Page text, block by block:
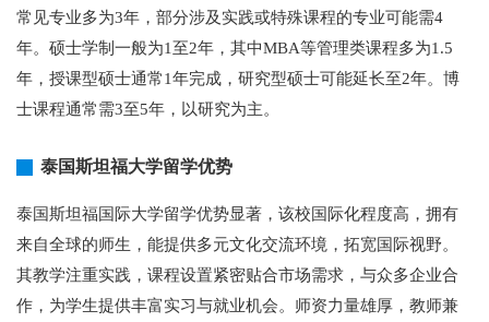
常见专业多为3年，部分涉及实践或特殊课程的专业可能需4
年。硕士学制一般为1至2年，其中MBA等管理类课程多为1.5
年，授课型硕士通常1年完成，研究型硕士可能延长至2年。博
士课程通常需3至5年，以研究为主。
泰国斯坦福大学留学优势
泰国斯坦福国际大学留学优势显著，该校国际化程度高，拥有
来自全球的师生，能提供多元文化交流环境，拓宽国际视野。
其教学注重实践，课程设置紧密贴合市场需求，与众多企业合
作，为学生提供丰富实习与就业机会。师资力量雄厚，教师兼